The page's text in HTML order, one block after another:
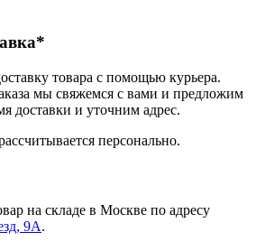
товара с помощью курьера.
мы свяжемся с вами и предложим
доставки и уточним адрес.
персонально.
на складе в Москве по адресу
9А.